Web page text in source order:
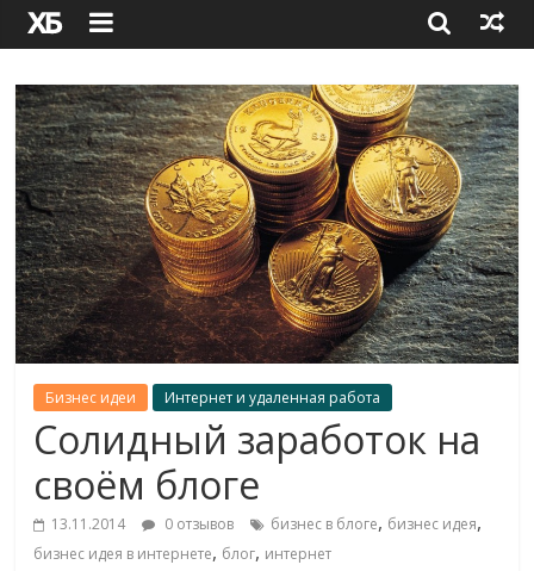
пребиотиками становится главным трендом
здорового питания
Бизнес идеи Интернет и удаленная работа
Солидный заработок на
своём блоге
13.11.2014 0 отзывов бизнес в блоге, бизнес идея,
бизнес идея в интернете, блог, интернет